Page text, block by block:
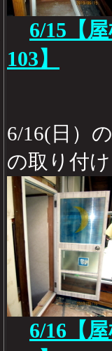
6/15【
103】
6/16(日）
の取り付け
6/16【